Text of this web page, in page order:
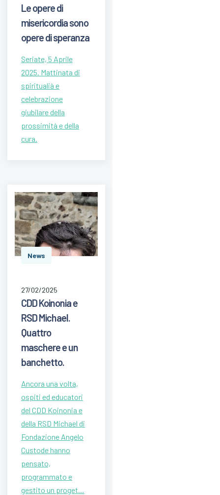
Le opere di
misericordia sono
opere di speranza
Seriate, 5 Aprile
2025. Mattinata di
spiritualià e
celebrazione
giubilare della
prossimità e della
cura.
News
27/02/2025
CDD Koinonia e
RSD Michael.
Quattro
maschere e un
banchetto.
Ancora una volta,
ospiti ed educatori
del CDD Koinonia e
della RSD Michael di
Fondazione Angelo
Custode hanno
pensato,
programmato e
gestito un proget…